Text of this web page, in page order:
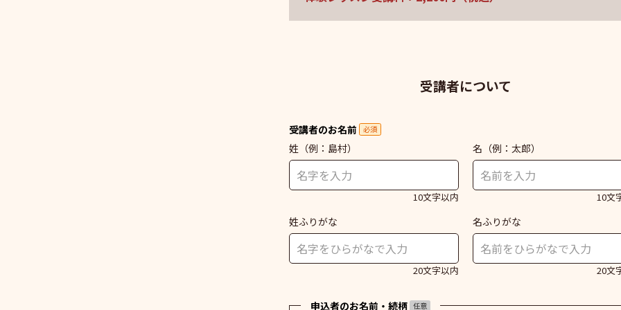
受講者について
受講者のお名前 必須
姓 （例：島村）
10文字以内
名 （例：太郎）
10文
姓ふりがな
20文字以内
名ふりがな
20文
申込者のお名前・続柄 任意